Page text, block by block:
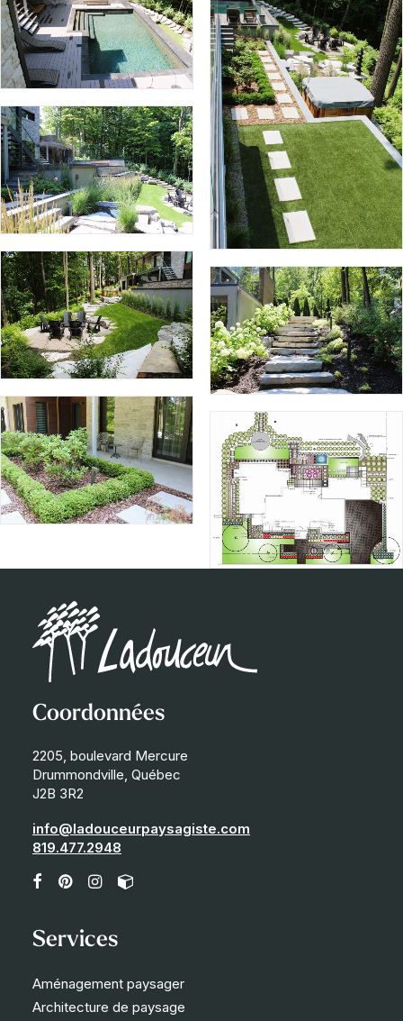
Coordonnées
2205, boulevard Mercure
Drummondville, Québec
J2B 3R2
info@ladouceurpaysagiste.com
819.477.2948
Services
Aménagement paysager
Architecture de paysage